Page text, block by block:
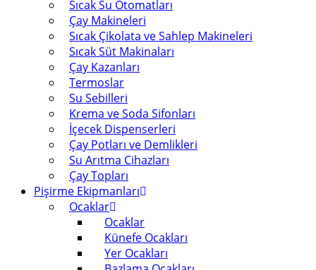
Sıcak Su Otomatları
Çay Makineleri
Sıcak Çikolata ve Sahlep Makineleri
Sıcak Süt Makinaları
Çay Kazanları
Termoslar
Su Sebilleri
Krema ve Soda Sifonları
İçecek Dispenserleri
Çay Potları ve Demlikleri
Su Arıtma Cihazları
Çay Topları
Pişirme Ekipmanları
Ocaklar
Ocaklar
Künefe Ocakları
Yer Ocakları